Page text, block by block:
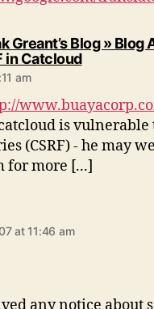
Greant’s Blog » Blog
in Catcloudsays:
am
is vulnerable
(CSRF) - he may
for more [...]
at 11:46 am